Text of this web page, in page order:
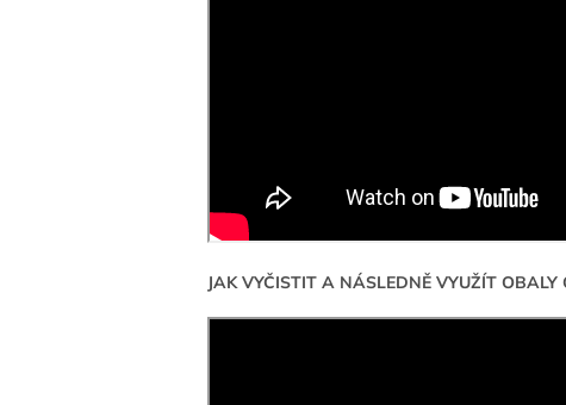
JAK VYČISTIT A NÁSLEDNĚ VYUŽÍT OBALY